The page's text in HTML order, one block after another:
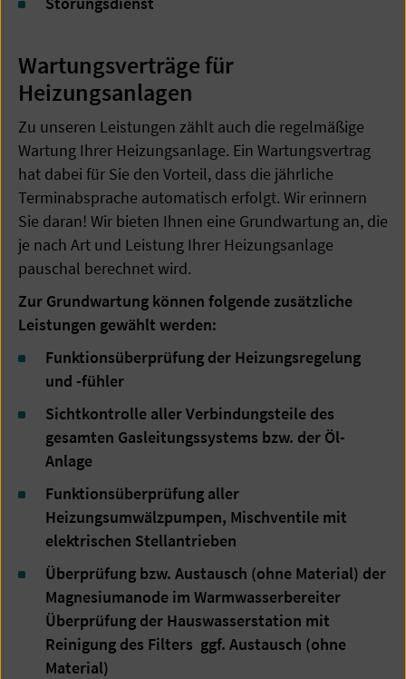
Wartungsverträge für
Heizungsanlagen
Zu unseren Leistungen zählt auch die regelmäßige
Wartung Ihrer Heizungsanlage. Ein Wartungsvertrag
hat dabei für Sie den Vorteil, dass die jährliche
Terminabsprache automatisch erfolgt. Wir erinnern
Sie daran! Wir bieten Ihnen eine Grundwartung an, die
je nach Art und Leistung Ihrer Heizungsanlage
pauschal berechnet wird.
Zur Grundwartung können folgende zusätzliche
Leistungen gewählt werden:
Funktionsüberprüfung der Heizungsregelung
und -fühler
Sichtkontrolle aller Verbindungsteile des
gesamten Gasleitungssystems bzw. der Öl-
Anlage
Funktionsüberprüfung aller
Heizungsumwälzpumpen, Mischventile mit
elektrischen Stellantrieben
Überprüfung bzw. Austausch (ohne Material) der
Magnesiumanode im Warmwasserbereiter
Überprüfung der Hauswasserstation mit
Reinigung des Filters ggf. Austausch (ohne
Material)